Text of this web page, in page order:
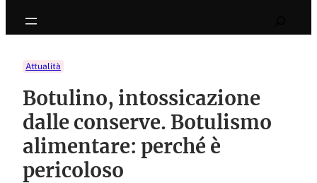
Attualità
Botulino, intossicazione
dalle conserve. Botulismo
alimentare: perché è
pericoloso